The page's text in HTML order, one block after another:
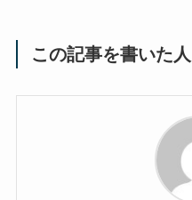
この記事を書いた人